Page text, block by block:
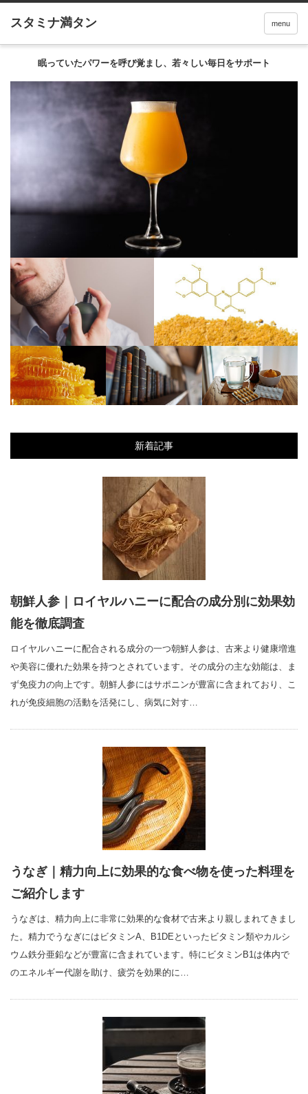
menu
眠っていたパワーを呼び覚まし、若々しい毎日をサポート
ロイヤルハニーとお酒の関係は？一緒に飲んだ時の作用について徹底解
ムラムラしやすくなる香水と
は？性欲が高まる商品BEST3の
精力向上効果だけじゃない！ロ
イヤルハニーが体に与える良い
場合についても解説しま
天然由来のロイヤルハニ
ーが人気なのはなぜ？そ
の理由とメリットを解説
つピックアップ！
新着記事
朝鮮人参｜ロイヤルハニーに配合の成分別に効果効
能を徹底調査
ロイヤルハニーに配合される成分の一つ朝鮮人参は、古来より健康増進
や美容に優れた効果を持つとされています。その成分の主な効能は、ま
ず免疫力の向上です。朝鮮人参にはサポニンが豊富に含まれており、こ
れが免疫細胞の活動を活発にし、病気に対す…
うなぎ｜精力向上に効果的な食べ物を使った料理を
ご紹介します
うなぎは、精力向上に非常に効果的な食材で古来より親しまれてきまし
た。精力でうなぎにはビタミンA、B1DEといったビタミン類やカルシ
ウム鉄分亜鉛などが豊富に含まれています。特にビタミンB1は体内で
のエネルギー代謝を助け、疲労を効果的に…